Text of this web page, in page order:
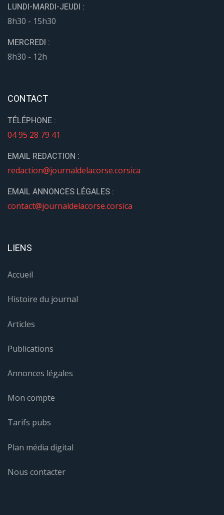
LUNDI-MARDI-JEUDI :
8h30 - 15h30
MERCREDI :
8h30 - 12h
CONTACT
TÉLÉPHONE :
04 95 28 79 41
EMAIL REDACTION :
redaction@journaldelacorse.corsica
EMAIL ANNONCES LÉGALES :
contact@journaldelacorse.corsica
LIENS
Accueil
Histoire du journal
Articles
Publications
Annonces légales
Mon compte
Tarifs pubs
Plan média digital
Nous contacter